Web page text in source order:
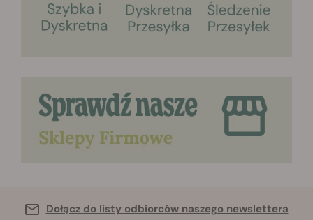
Dołącz do listy odbiorców naszego newslettera